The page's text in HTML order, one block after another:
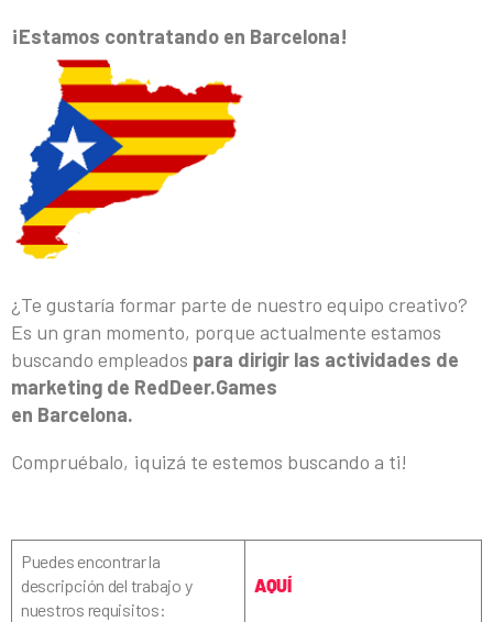
¡Estamos contratando en Barcelona!
¿Te gustaría formar parte de nuestro equipo creativo?
Es un gran momento, porque actualmente estamos
buscando empleados para dirigir las actividades de
marketing de RedDeer.Games
en Barcelona.
Compruébalo, ¡quizá te estemos buscando a ti!
Puedes encontrar la
descripción del trabajo y
nuestros requisitos:
AQUÍ